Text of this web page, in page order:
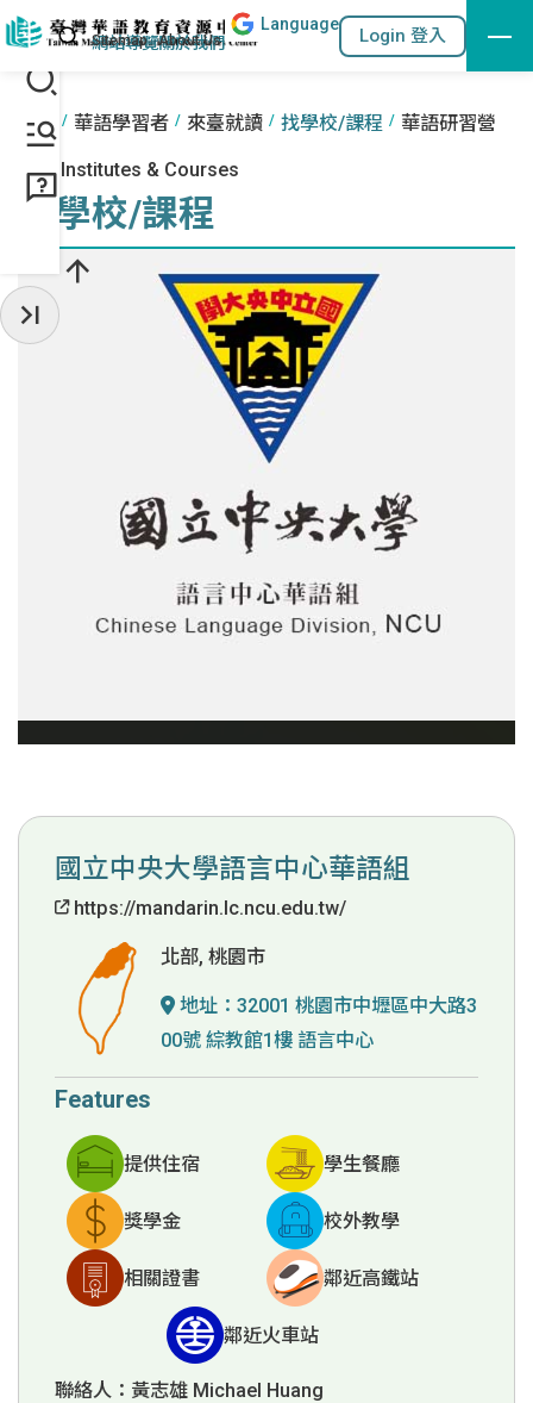
跳到主要內容區塊
::: 站內搜尋
網站導覽關於我們
Language
Login 登入
:::
首頁 華語學習者 來臺就讀 找學校/課程 華語研習營
Find Institutes & Courses
找學校/課程
國立中央大學語言中心華語組
https://mandarin.lc.ncu.edu.tw/
北部, 桃園市
地址： 32001 桃園市中壢區中大路3
00號 綜教館1樓 語言中心
Features
提供住宿 學生餐廳
獎學金 校外教學
相關證書 鄰近高鐵站
鄰近火車站
聯絡人：黃志雄 Michael Huang
收起常用服務